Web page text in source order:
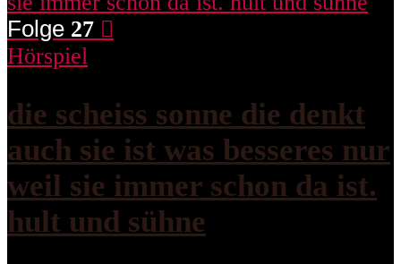
Folge 27
Hörspiel
die scheiss sonne die denkt
auch sie ist was besseres nur
weil sie immer schon da ist.
hult und sühne